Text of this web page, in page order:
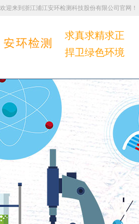
欢迎来到浙江浦江安环检测科技股份有限公司官网！
求真求精求正
捍卫绿色环境